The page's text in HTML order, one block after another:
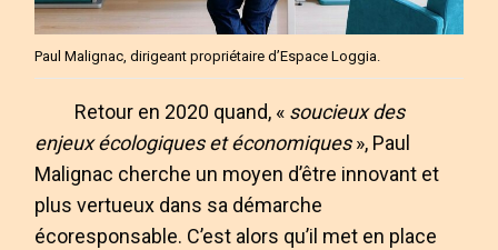
Paul Malignac, dirigeant propriétaire d’Espace Loggia.
Retour en 2020 quand, « soucieux des
enjeux écologiques et économiques», Paul
Malignac cherche un moyen d’être innovant et
plus vertueux dans sa démarche
écoresponsable. C’est alors qu’il met en place